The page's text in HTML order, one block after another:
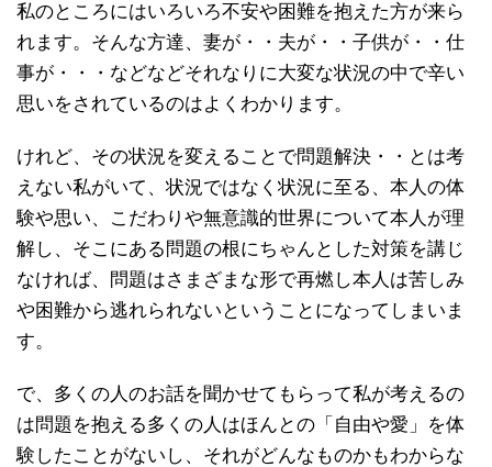
私のところにはいろいろ不安や困難を抱えた方が来ら
れます。そんな方達、妻が・・夫が・・子供が・・仕
事が・・・などなどそれなりに大変な状況の中で辛い
思いをされているのはよくわかります。
けれど、その状況を変えることで問題解決・・とは考
えない私がいて、状況ではなく状況に至る、本人の体
験や思い、こだわりや無意識的世界について本人が理
解し、そこにある問題の根にちゃんとした対策を講じ
なければ、問題はさまざまな形で再燃し本人は苦しみ
や困難から逃れられないということになってしまいま
す。
で、多くの人のお話を聞かせてもらって私が考えるの
は問題を抱える多くの人はほんとの「自由や愛」を体
験したことがないし、それがどんなものかもわからな